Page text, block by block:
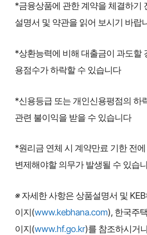
*금융상품에 관한 계약을 체결하기
설명서 및 약관을 읽어 보시기 바랍
*상환능력에 비해 대출금이 과도할
용점수가 하락할 수 있습니다
*신용등급 또는 개인신용평점의 하
관련 불이익을 받을 수 있습니다
*원리금 연체 시 계약만료 기한 전
변제해야할 의무가 발생될 수 있습
※자세한 사항은 상품설명서 및
이지(www.kebhana.com), 한국주
이지(www.hf.go.kr)를 참조하시거